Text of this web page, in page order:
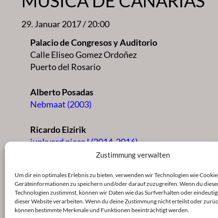
Zustimmung verwalten
Um dir ein optimales Erlebnis zu bieten, verwenden wir Technologien wie
Geräteinformationen zu speichern und/oder darauf zuzugreifen. Wenn du
Technologien zustimmst, können wir Daten wie das Surfverhalten oder
dieser Website verarbeiten. Wenn du deine Zustimmung nicht erteilst oder
können bestimmte Merkmale und Funktionen beeinträchtigt werden.
29. Januar 2017 / 20:00
Palacio de Congresos y Auditorio
Calle Eliseo Gomez Ordoñez
Puerto del Rosario
Alberto Posadas
Nebmaat (2003)
Ricardo Eizirik
junkyard piece I (2014-2016)
ampèrian loops – part II for ensemble and
electro-mechanical devices (2015)